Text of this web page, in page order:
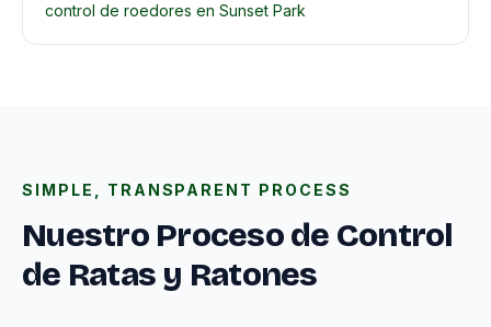
control de roedores en Sunset Park
SIMPLE, TRANSPARENT PROCESS
Nuestro Proceso de Control
de Ratas y Ratones